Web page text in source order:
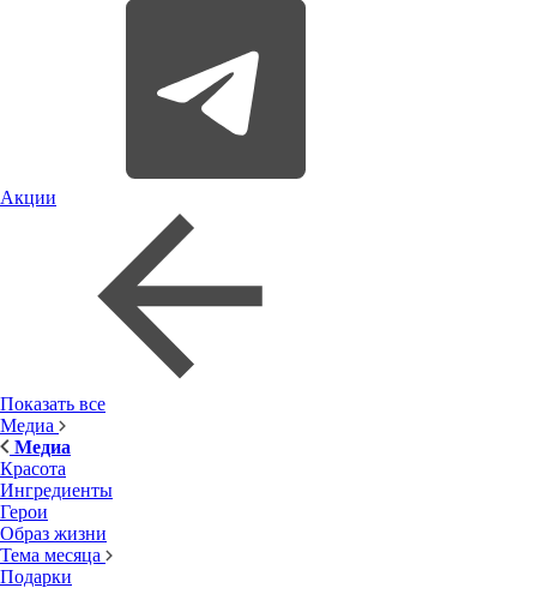
Акции
Показать все
Медиа
Медиа
Красота
Ингредиенты
Герои
Образ жизни
Тема месяца
Подарки